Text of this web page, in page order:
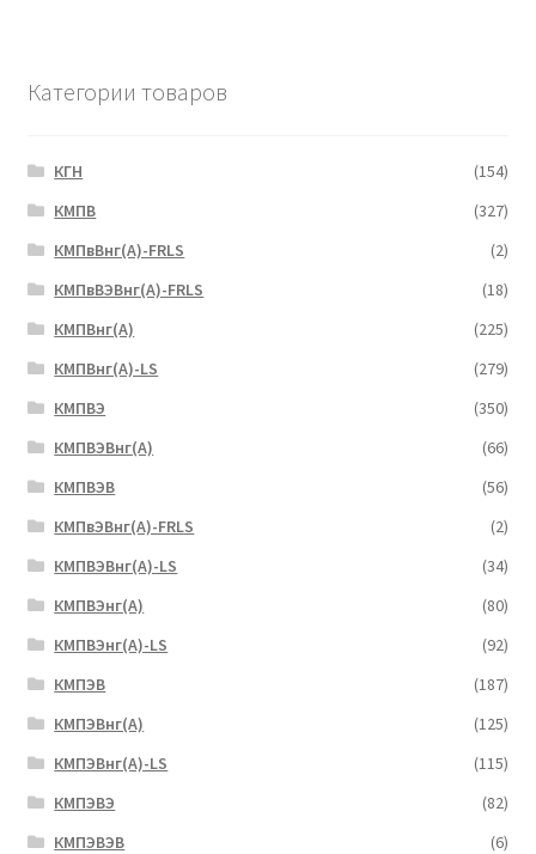
Категории товаров
КГН
(154)
КМПВ
(327)
КМПвВнг(А)-FRLS
(2)
КМПвВЭВнг(А)-FRLS
(18)
КМПВнг(А)
(225)
КМПВнг(А)-LS
(279)
КМПВЭ
(350)
КМПВЭBнг(А)
(66)
КМПВЭВ
(56)
КМПвЭВнг(А)-FRLS
(2)
КМПВЭВнг(А)-LS
(34)
КМПВЭнг(А)
(80)
КМПВЭнг(А)-LS
(92)
КМПЭВ
(187)
КМПЭВнг(А)
(125)
КМПЭВнг(А)-LS
(115)
КМПЭВЭ
(82)
КМПЭВЭВ
(6)